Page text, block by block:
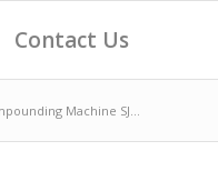
Contact Us
Machine SJ...